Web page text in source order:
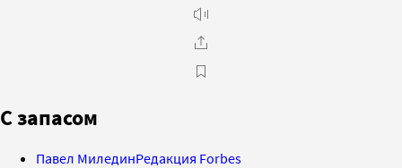
С запасом
Павел МилединРедакция Forbes